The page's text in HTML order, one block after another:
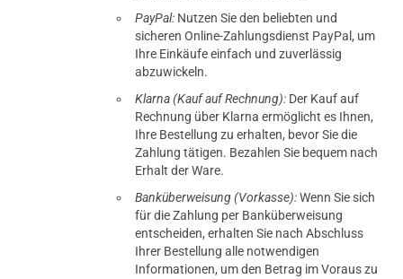
PayPal: Nutzen Sie den beliebten und
sicheren Online-Zahlungsdienst PayPal, um
Ihre Einkäufe einfach und zuverlässig
abzuwickeln.
Klarna (Kauf auf Rechnung): Der Kauf auf
Rechnung über Klarna ermöglicht es Ihnen,
Ihre Bestellung zu erhalten, bevor Sie die
Zahlung tätigen. Bezahlen Sie bequem nach
Erhalt der Ware.
Banküberweisung (Vorkasse):Wenn Sie sich
für die Zahlung per Banküberweisung
entscheiden, erhalten Sie nach Abschluss
Ihrer Bestellung alle notwendigen
Informationen, um den Betrag im Voraus zu